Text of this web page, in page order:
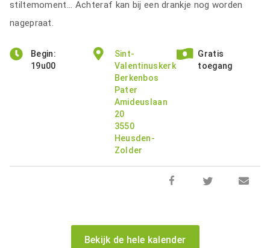
stiltemoment... Achteraf kan bij een drankje nog worden
nagepraat.
Begin:
19u00
Sint-
Valentinuskerk
Berkenbos
Pater
Amideuslaan
20
3550
Heusden-
Zolder
Gratis
toegang
Bekijk de hele kalender